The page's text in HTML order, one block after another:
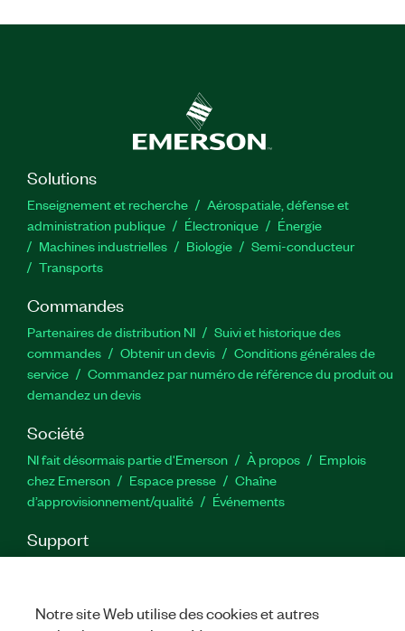
Solutions
Enseignement et recherche
Aérospatiale, défense et
administration publique
Électronique
Énergie​
Machines industrielles
Biologie
Semi-conducteur
Transports
Commandes
Partenaires de distribution NI
Suivi et historique des
commandes
Obtenir un devis
Conditions générales de
service
Commandez par numéro de référence du produit ou
demandez un devis
Société
NI fait désormais partie d'Emerson À propos
Emplois
chez Emerson
Espace presse
Chaîne
d’approvisionnement/qualité
Événements
Support
service
Commentaires sur le site
Notre site Web utilise des cookies et autres